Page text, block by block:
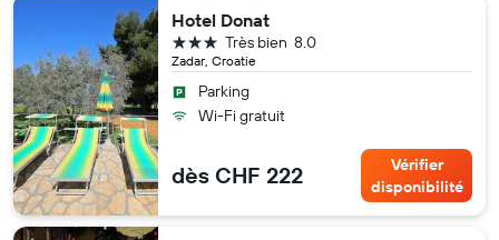
Hotel Donat
Zadar, Croatie
8.0
Très bien
3 étoiles
Parking
Wi-Fi gratuit
dès CHF 222
Vérifier
disponibilité